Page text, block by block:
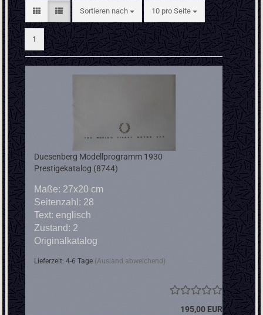
Sortieren nach
Sortieren nach 10 pro Seite
pro Seite
1
Duesenberg Modellprogramm 1930
Prestigekatalog (8744)
Maße: 27x20 cm
Seitenzahl: 28
Text: englisch
Zustand: 2
Originalkatalog
Lieferzeit: 4-6 Tage (Ausland abweichend)
195,00 EUR